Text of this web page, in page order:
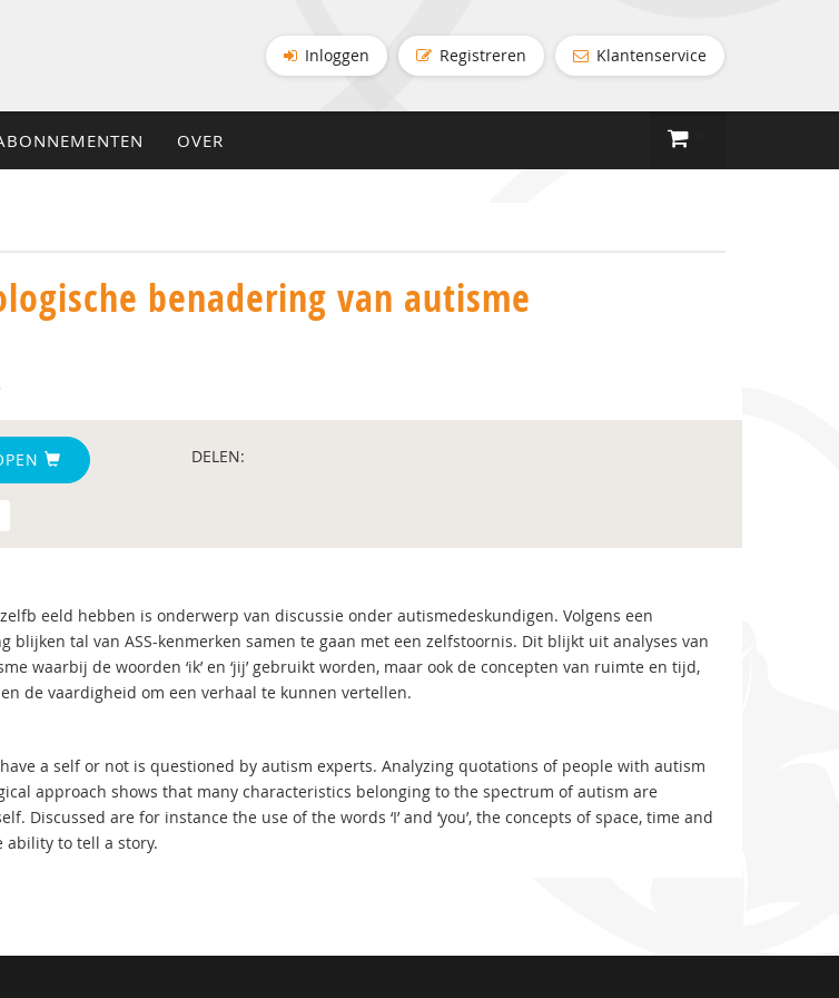
Inloggen Registreren Klantenservice
OVER
benadering van autisme
DELEN:
eeld hebben is onderwerp van discussie onder autismedeskundigen. Volgens een
blijken tal van ASS-kenmerken samen te gaan met een zelfstoornis. Dit blijkt uit analyses van
waarbij de woorden ‘ik’ en ‘jij’ gebruikt worden, maar ook de concepten van ruimte en tijd,
de vaardigheid om een verhaal te kunnen vertellen.
a self or not is questioned by autism experts. Analyzing quotations of people with autism
approach shows that many characteristics belonging to the spectrum of autism are
Discussed are for instance the use of the words ‘I’ and ‘you’, the concepts of space, time and
ability to tell a story.